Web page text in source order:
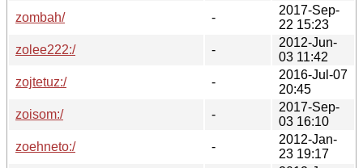
zombah/
-
2017-Sep-
22 15:23
zolee222:/
-
2012-Jun-
03 11:42
zojtetuz:/
-
2016-Jul-07
20:45
zoisom:/
-
2017-Sep-
03 16:10
zoehneto:/
-
2012-Jan-
23 19:17